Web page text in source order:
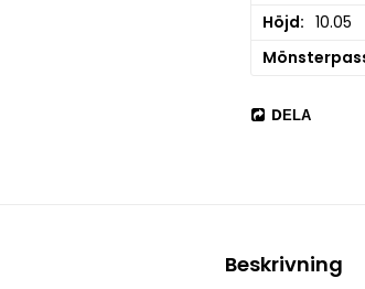
Höjd
10.05
DELA
Beskrivning